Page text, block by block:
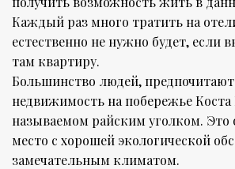
Каждый раз много тратить на
естественно не нужно будет, если
там квартиру.
Большинство людей,
недвижимость на побережье Коста
называемом райским уголком. Это
место с хорошей экологической
замечательным климатом.